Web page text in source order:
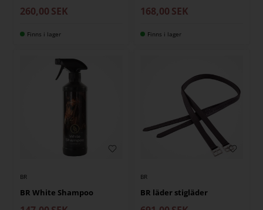
260,00 SEK
Finns i lager
168,00 SEK
Finns i lager
BR
BR White Shampoo
BR
BR läder stigläder